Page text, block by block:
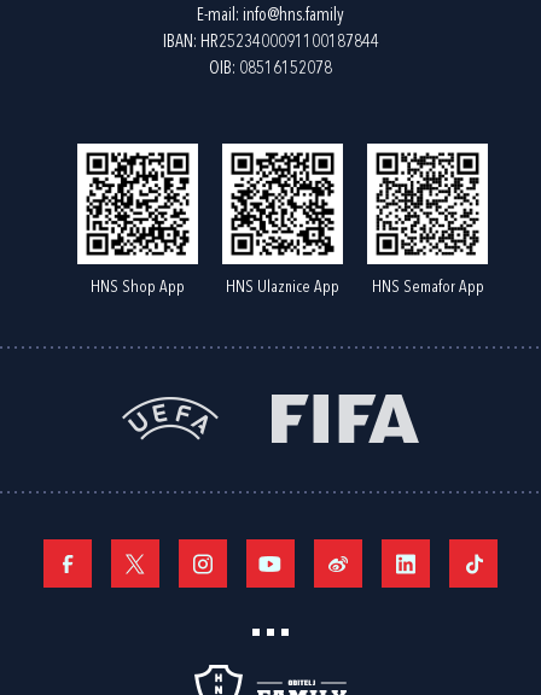
E-mail: info@hns.family
IBAN: HR2523400091100187844
OIB: 08516152078
HNS Shop App HNS Ulaznice App HNS Semafor App